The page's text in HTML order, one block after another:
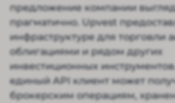
предложение компании
прагматично. Upvest
инфраструктуре для торговли
облигациями и рядом других
инвестиционных
единый API клиент может
брокерским операциям,